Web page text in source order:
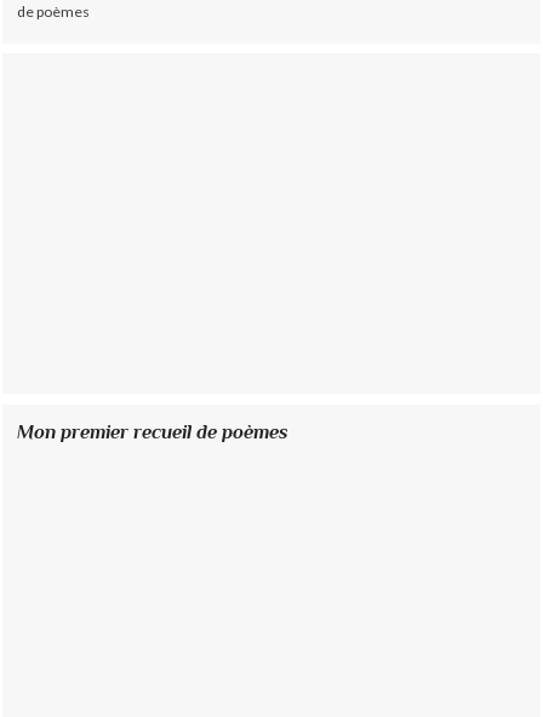
de poèmes
Mon premier recueil de poèmes